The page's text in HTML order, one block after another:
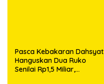
Pasca Kebakaran Dahsyat
Hanguskan Dua Ruko
Senilai Rp1,5 Miliar,